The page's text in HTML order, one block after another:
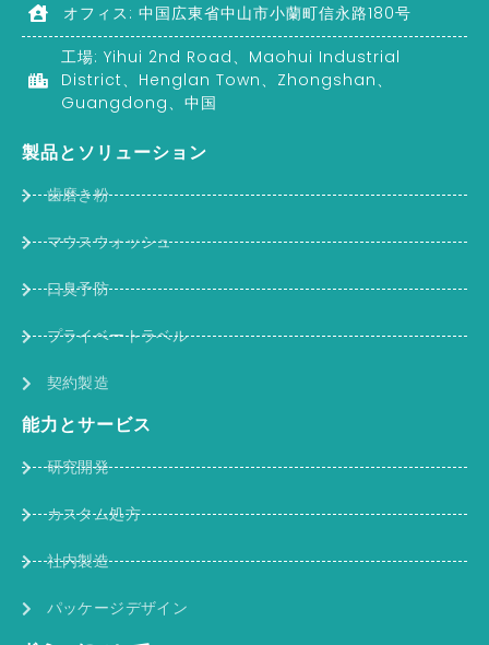
オフィス: 中国広東省中山市小蘭町信永路180号
工場: Yihui 2nd Road、Maohui Industrial
District、Henglan Town、Zhongshan、
Guangdong、中国
製品とソリューション
歯磨き粉
マウスウォッシュ
口臭予防
プライベートラベル
契約製造
能力とサービス
研究開発
カスタム処方
社内製造
パッケージデザイン